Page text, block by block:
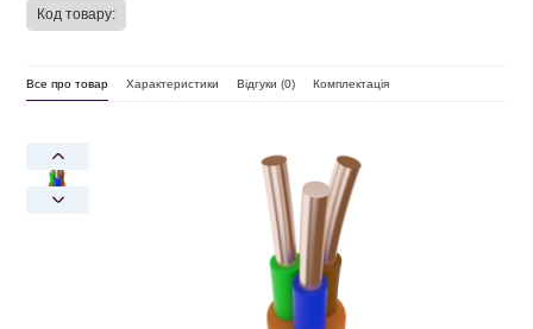
Код товару:
Все про товар Характеристики Відгуки (0) Комплектація